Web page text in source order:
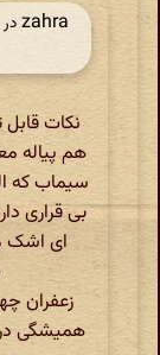
zahra
سیماب که
بی قراری
ای اشک
زعفران
همیشگی در